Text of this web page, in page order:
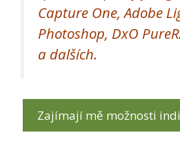
Capture One, Adobe
Photoshop, DxO
a dalších.
Zajímají mě možnosti